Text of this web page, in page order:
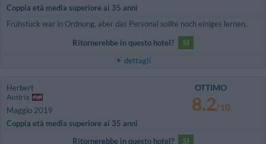
Coppia età media superiore ai 35 anni
Frühstück war in Ordnung, aber das Personal sollte noch einiges lernen.
Ritornerebbe in questo hotel?
SI
dettagli
Herbert
Austria
Maggio 2019
Coppia età media superiore ai 35 anni
OTTIMO
8.2/10
Ritornerebbe in questo hotel?
SI